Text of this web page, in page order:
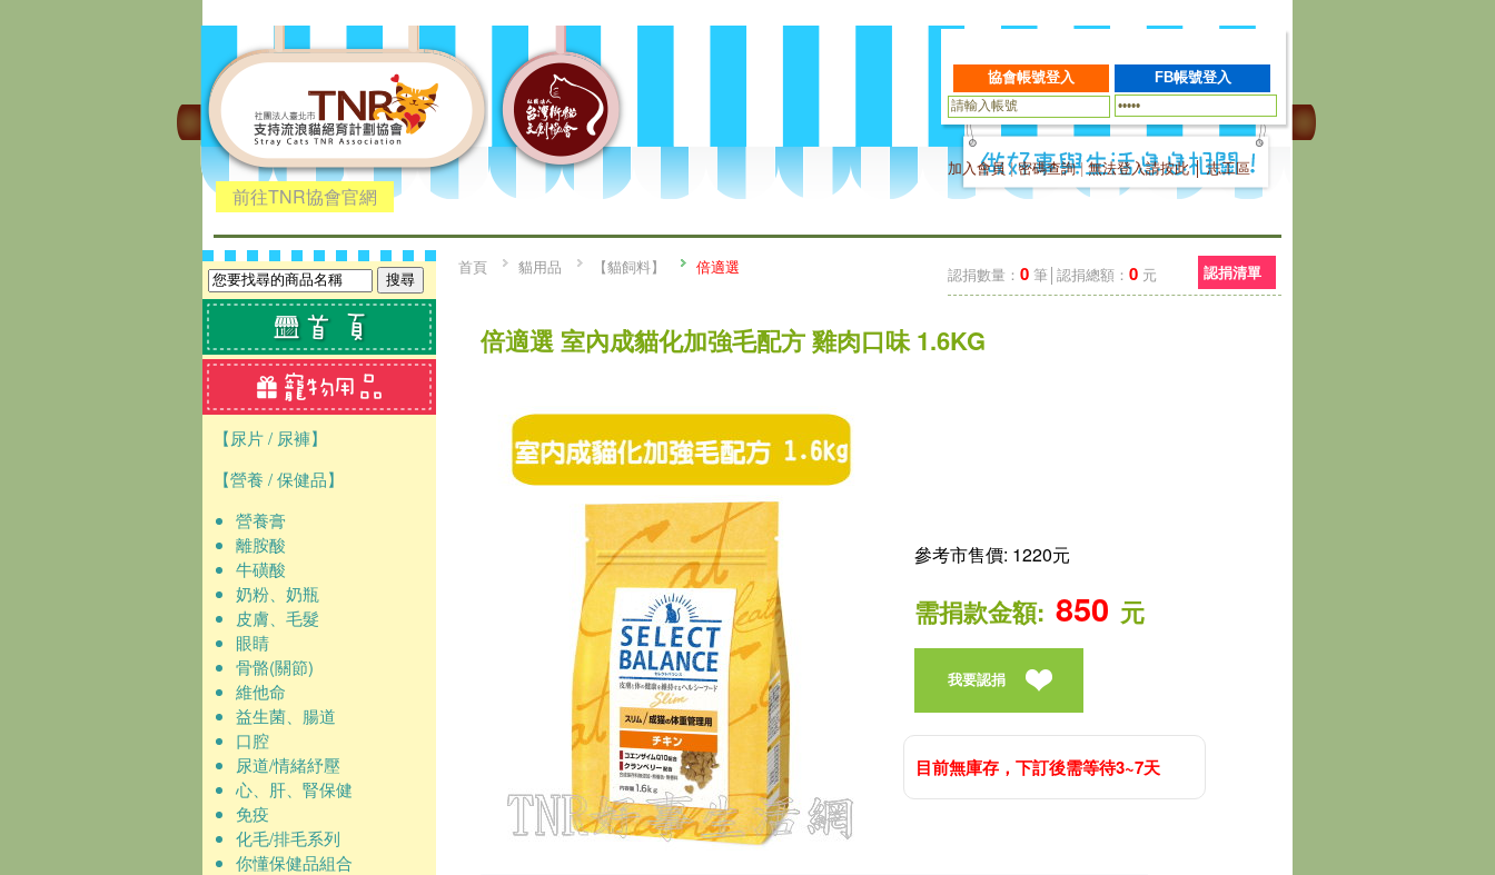
前往TNR協會官網
加入會員|密碼查詢|無法登入請按此│志工區
【尿片 / 尿褲】
【營養 / 保健品】
營養膏
離胺酸
牛磺酸
奶粉、奶瓶
皮膚、毛髮
眼睛
骨骼(關節)
維他命
益生菌、腸道
口腔
尿道/情緒紓壓
心、肝、腎保健
免疫
化毛/排毛系列
你懂保健品組合
認捐數量： 0 筆│認捐總額： 0 元 認捐清單
首頁 貓用品 【貓飼料】 倍適選
倍適選 室內成貓化加強毛配方 雞肉口味 1.6KG
參考市售價: 1220元
需捐款金額: 850 元
我要認捐
目前無庫存，下訂後需等待3~7天